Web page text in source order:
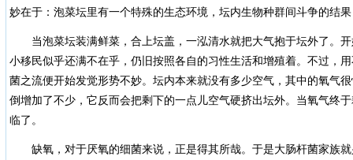
妙在于：泡菜坛里有一个特殊的生态环境，坛内生物种群间斗争的结
当泡菜坛装满鲜菜，合上坛盖，一泓清水就把大气抱于坛外了。开
小移民似乎还满不在乎，仍旧按照各自的习性生活和增殖着。不过，
菌之流便开始发觉形势不妙。坛内本来就没有多少空气，其中的氧气
倒增加了不少，它反而会把剩下的一点儿空气硬挤出坛外。当氧气终
临了。
缺氧，对于厌氧的细菌来说，正是得其所哉。于是大肠杆菌家族就